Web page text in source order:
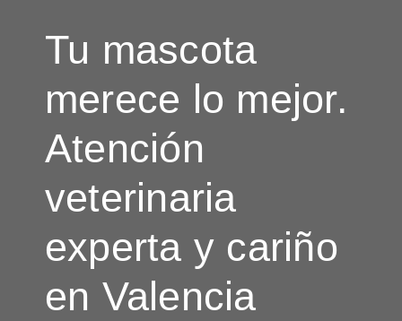
Tu mascota
merece lo mejor.
Atención
veterinaria
experta y cariño
en Valencia